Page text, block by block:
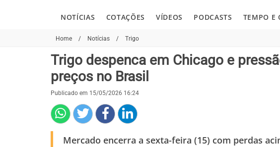
NOTÍCIAS COTAÇÕES VÍDEOS PODCASTS TEMPO E
Home / Notícias / Trigo
Trigo despenca em Chicago e
preços no Brasil
Publicado em 15/05/2026 16:24
Mercado encerra a sexta-feira (15) com perdas